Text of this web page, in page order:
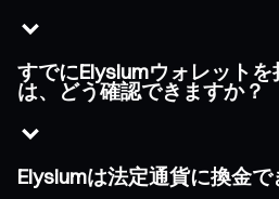
すでにElysiumウォレット
は、どう確認できますか？
Elysiumは法定通貨に換金で